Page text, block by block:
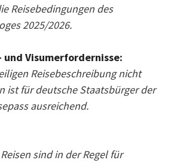
Reisebedingungen des
2025/2026.
und Visumerfordernisse:
Reisebeschreibung nicht
ist für deutsche Staatsbürger der
ausreichend.
sind in der Regel für